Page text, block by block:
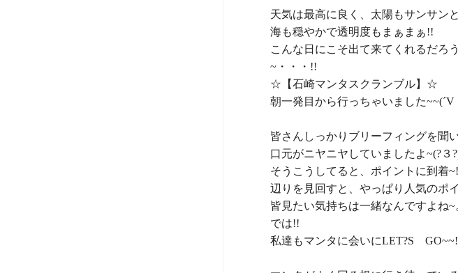
天気は最高に良く、太陽もサンサン
海も穏やかで透明度もまぁまぁ!!
こんな日にこそ出て来てくれるだろ
~・・・!!
☆【石崎マンタスクランブル】☆
朝一発目から行っちゃいました~~(´V
皆さんしっかりブリーフィングを聞
口元がニヤニヤしていましたよ~(?３
そうこうしてると、ポイントに到着~!
辺りを見回すと、やっぱり人気のポ
皆見たい気持ちは一緒なんですよね~
では!!
私達もマンタに会いにLET?S　